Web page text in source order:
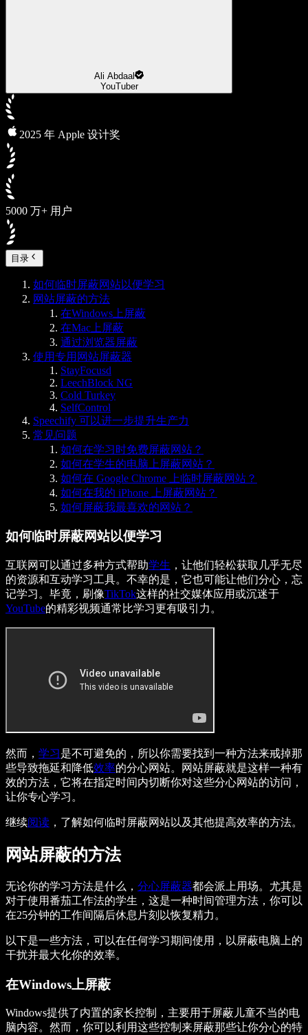
Ali Abdaal
YouTuber
2025 年 Apple 设计奖
5000 万+ 用户
目录
如何临时屏蔽网站以便学习
网站屏蔽的方法
在Windows上屏蔽
在Mac上屏蔽
通过浏览器屏蔽
使用专用网站屏蔽器
StayFocusd
LeechBlock NG
Cold Turkey
SelfControl
Speechify 可以进一步提升生产力
常见问题
如何在学习时免费屏蔽网站？
如何在学生的电脑上屏蔽网站？
如何在 Google Chrome 上临时屏蔽网站？
如何在我的 iPhone 上屏蔽网站？
如何屏蔽我最喜欢的网站？
如何临时屏蔽网站以便学习
互联网可以通过多种方式帮助学生 ，让他们轻松获取几乎无尽
的资源和互动学习工具。不幸的是，它也可能让他们分心，忘
记学习。毕竟，刷像TikTok这样的社交媒体应用或沉迷于
YouTube的精彩视频通常比学习更有吸引力。
然而， 学习是不可避免的，所以你需要找到一种方法来戒掉那
些导致拖延和降低效率的分心网站。网站屏蔽就是这样一种有
效的方法，它将在指定时间内切断你对这些分心网站的访问，
让你专心学习。
继续阅读 ，了解如何临时屏蔽网站以及其他提高效率的方法。
网站屏蔽的方法
无论你的学习方法是什么， 分心屏蔽器都会派上用场。尤其是
对于使用番茄工作法的学生，这是一种时间管理方法，你可以
在25分钟的工作间隔后休息片刻以恢复精力。
以下是一些方法，可以在任何学习期间使用，以屏蔽电脑上的
干扰并最大化你的效率。
在Windows上屏蔽
Windows提供了内置的家长控制，主要用于屏蔽儿童不当的电
脑内容。然而，你可以利用这些控制来屏蔽那些让你分心的特